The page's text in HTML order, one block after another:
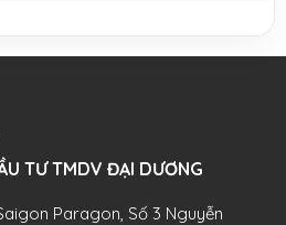
TƯ TMDV ĐẠI DƯƠNG​
Paragon, Số 3 Nguyễn